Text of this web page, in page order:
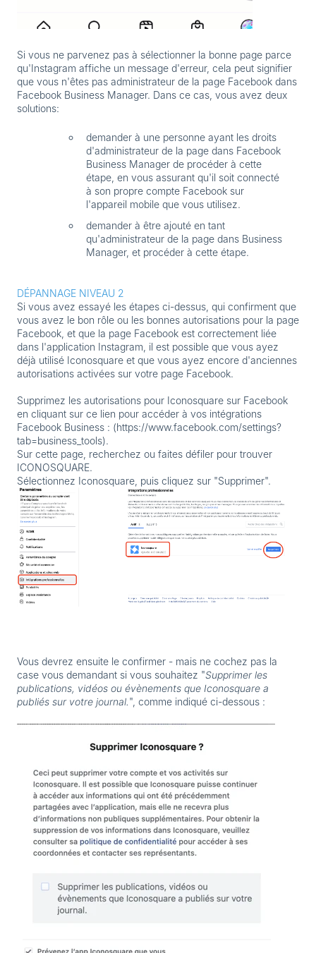
Si vous ne parvenez pas à sélectionner la bonne page parce
qu'Instagram affiche un message d'erreur, cela peut signifier
que vous n'êtes pas administrateur de la page Facebook dans
Facebook Business Manager. Dans ce cas, vous avez deux
solutions:
demander à une personne ayant les droits
d'administrateur de la page dans Facebook
Business Manager de procéder à cette
étape, en vous assurant qu'il soit connecté
à son propre compte Facebook sur
l'appareil mobile que vous utilisez.
demander à être ajouté en tant
qu'administrateur de la page dans Business
Manager, et procéder à cette étape.
DÉPANNAGE NIVEAU 2
Si vous avez essayé les étapes ci-dessus, qui confirment que
vous avez le bon rôle ou les bonnes autorisations pour la page
Facebook, et que la page Facebook est correctement liée
dans l'application Instagram, il est possible que vous ayez
déjà utilisé Iconosquare et que vous ayez encore d'anciennes
autorisations activées sur votre page Facebook.
Supprimez les autorisations pour Iconosquare sur Facebook
en cliquant sur ce lien pour accéder à vos intégrations
Facebook Business : (https://www.facebook.com/settings?
tab=business_tools).
Sur cette page, recherchez ou faites défiler pour trouver
ICONOSQUARE.
Sélectionnez Iconosquare, puis cliquez sur "Supprimer".
Vous devrez ensuite le confirmer - mais ne cochez pas la
case vous demandant si vous souhaitez "Supprimer les
publications, vidéos ou évènements que Iconosquare a
publiés sur votre journal.", comme indiqué ci-dessous :